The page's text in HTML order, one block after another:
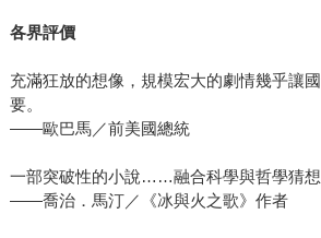
各界評價
充滿狂放的想像，規模宏大的劇情幾乎讓
要。
――歐巴馬／前美國總統
一部突破性的小說……融合科學與哲學猜想
――喬治．馬汀／《冰與火之歌》作者